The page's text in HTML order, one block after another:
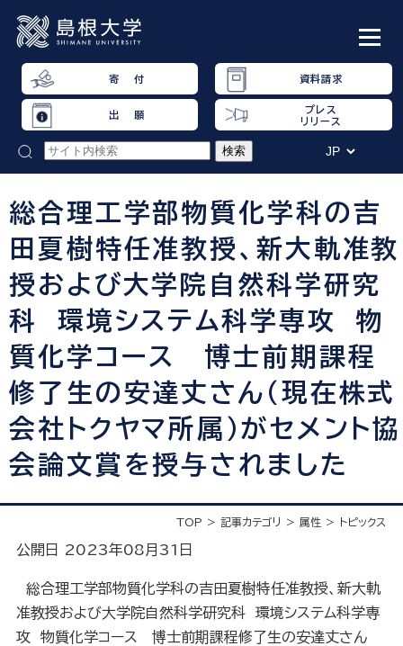
寄 付 資料請求
出 願
プレス
リリース
総合理工学部物質化学科の吉
田夏樹特任准教授、新大軌准教
授および大学院自然科学研究
科 環境システム科学専攻 物
質化学コース 博士前期課程
修了生の安達丈さん（現在株式
会社トクヤマ所属）がセメント協
会論文賞を授与されました
TOP 記事カテゴリ 属性 トピックス
公開日 2023年08月31日
総合理工学部物質化学科の吉田夏樹特任准教授、新大軌
准教授および大学院自然科学研究科 環境システム科学専
攻 物質化学コース 博士前期課程修了生の安達丈さん